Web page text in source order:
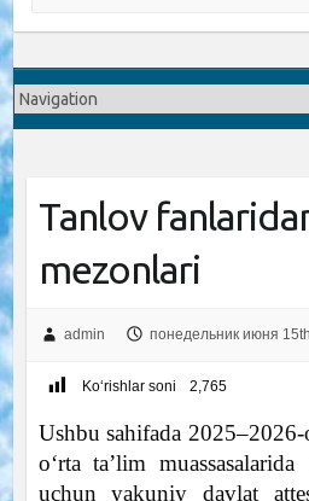
Tanlov
mezonlari
admin понедельник июня
Ko‘rishlar soni 2,765
Ushbu sahifada
o‘rta ta’lim
uchun yakuniy davlat